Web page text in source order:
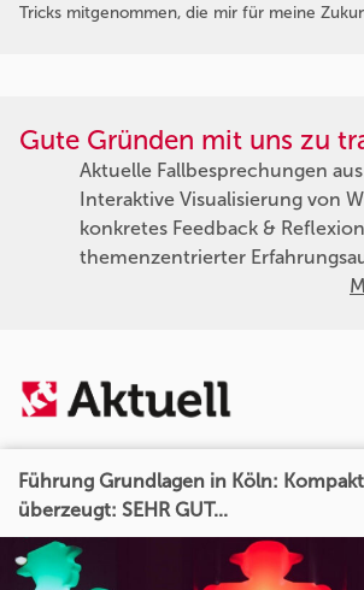
Tricks mitgenommen, die mir für meine
Gute Gründen mit uns zu
Aktuelle Fallbesprechungen
Interaktive Visualisierung von
konkretes Feedback & Reflexion
themenzentrierter
Führung Grundlagen in Köln:
überzeugt: SEHR GUT...